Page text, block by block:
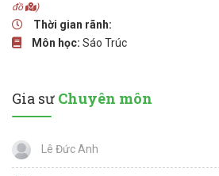
đồ
)
Thời gian rãnh:
Môn học: Sáo Trúc
Gia sư Chuyên môn
Lê Đức Anh